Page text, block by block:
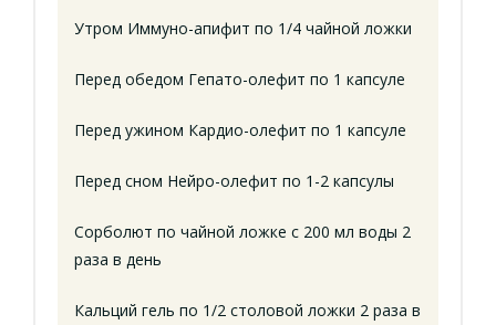
Утром Иммуно-апифит по 1/4 чайной ложки
Перед обедом Гепато-олефит по 1 капсуле
Перед ужином Кардио-олефит по 1 капсуле
Перед сном Нейро-олефит по 1-2 капсулы
Сорболют по чайной ложке с 200 мл воды 2
раза в день
Кальций гель по 1/2 столовой ложки 2 раза в